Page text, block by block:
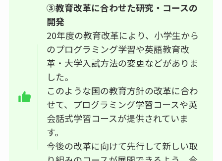
③教育改革に合わせた研究・コースの
開発
20年度の教育改革により、小学生から
のプログラミング学習や英語教育改
革・大学入試方法の変更などがありま
した。
このような国の教育方針の改革に合わ
せて、プログラミング学習コースや英
会話式学習コースが提供されていま
す。
今後の改革に向けて先行して新しい取